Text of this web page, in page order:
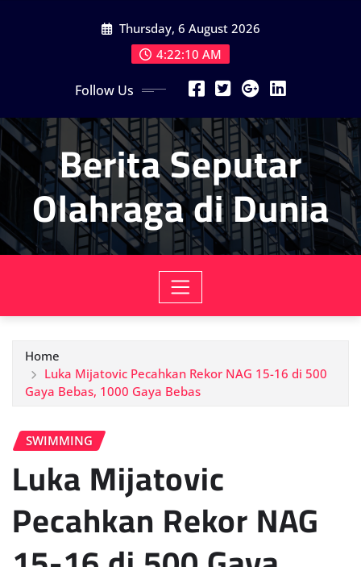
Thursday, 6 August 2026
4:22:10 AM
Follow Us
Berita Seputar
Olahraga di Dunia
Home
Luka Mijatovic Pecahkan Rekor NAG 15-16 di 500
Gaya Bebas, 1000 Gaya Bebas
SWIMMING
Luka Mijatovic
Pecahkan Rekor NAG